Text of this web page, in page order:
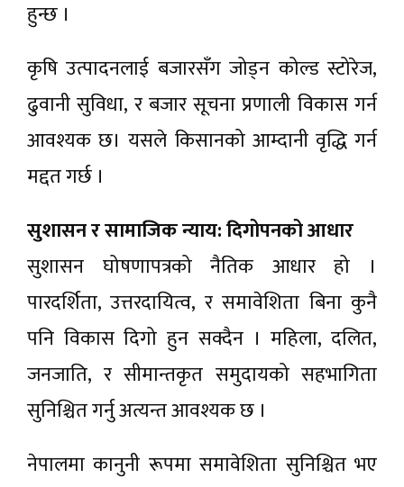
हुन्छ ।
कृषि उत्पादनलाई बजारसँग जोड्न कोल्ड स्टोरेज,
ढुवानी सुविधा, र बजार सूचना प्रणाली विकास गर्न
आवश्यक छ। यसले किसानको आम्दानी वृद्धि गर्न
मद्दत गर्छ ।
सुशासन र सामाजिक न्याय: दिगोपनको आधार
सुशासन घोषणापत्रको नैतिक आधार हो ।
पारदर्शिता, उत्तरदायित्व, र समावेशिता बिना कुनै
पनि विकास दिगो हुन सक्दैन । महिला, दलित,
जनजाति, र सीमान्तकृत समुदायको सहभागिता
सुनिश्चित गर्नु अत्यन्त आवश्यक छ ।
नेपालमा कानुनी रूपमा समावेशिता सुनिश्चित भए